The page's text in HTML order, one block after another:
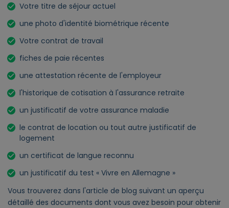
Votre titre de séjour actuel
une photo d'identité biométrique récente
Votre contrat de travail
fiches de paie récentes
une attestation récente de l'employeur
l'historique de cotisation à l'assurance retraite
un justificatif de votre assurance maladie
le contrat de location ou tout autre justificatif de
logement
un certificat de langue reconnu
un justificatif du test « Vivre en Allemagne »
Vous trouverez dans l'article de blog suivant un aperçu
détaillé des documents dont vous avez besoin pour obtenir